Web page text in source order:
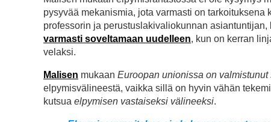
pysyvää mekanismia, jota varmasti on
professorin ja perustuslakivaliokunnan asiantuntijan,
varmasti soveltamaan uudelleen, kun on kerran
velaksi.
Malisen mukaan Euroopan unionissa on
elpymisvälineestä, vaikka sillä on hyvin vähän
kutsua elpymisen vastaiseksi välineeksi.